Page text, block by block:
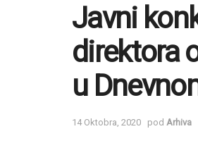
Javni
direktora
u
14 Oktobra, 2020 pod Arhiva